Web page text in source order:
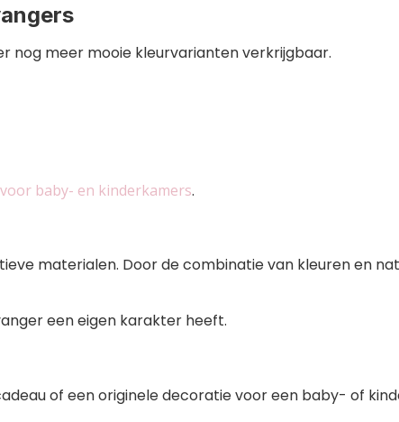
nog meer mooie kleurvarianten verkrijgbaar.
baby- en kinderkamers.
materialen. Door de combinatie van kleuren en
een eigen karakter heeft.
of een originele decoratie voor een baby- of